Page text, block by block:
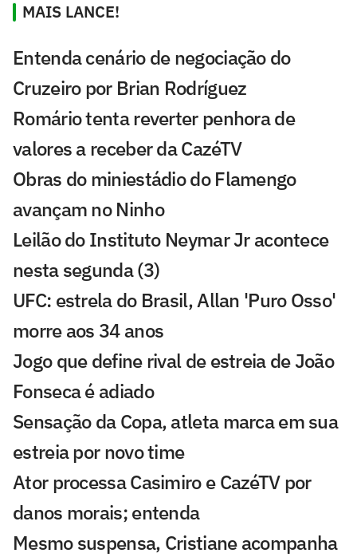
MAIS LANCE!
Entenda cenário de negociação do
Cruzeiro por Brian Rodríguez
Romário tenta reverter penhora de
valores a receber da CazéTV
Obras do miniestádio do Flamengo
avançam no Ninho
Leilão do Instituto Neymar Jr acontece
nesta segunda (3)
UFC: estrela do Brasil, Allan 'Puro Osso'
morre aos 34 anos
Jogo que define rival de estreia de João
Fonseca é adiado
Sensação da Copa, atleta marca em sua
estreia por novo time
Ator processa Casimiro e CazéTV por
danos morais; entenda
Mesmo suspensa, Cristiane acompanha